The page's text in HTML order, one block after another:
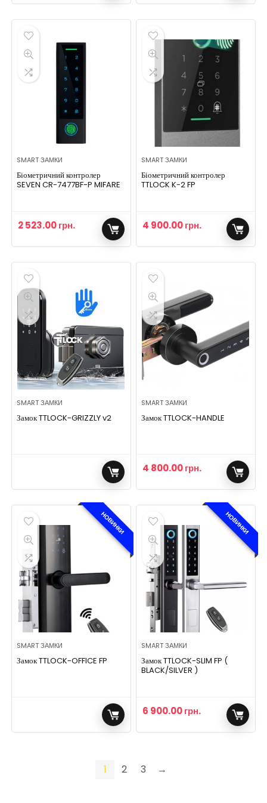
SMART ЗАМКИ
Біометричний контролер
SEVEN CR-7477BF-P MIFARE
2 523.00грн.
SMART ЗАМКИ
Біометричний контролер
TTLOCK K-2 FP
4 900.00грн.
SMART ЗАМКИ
Замок TTLOCK-GRIZZLY v2
SMART ЗАМКИ
Замок TTLOCK-HANDLE
4 800.00грн.
НОВИНКИ
SMART ЗАМКИ
Замок TTLOCK-OFFICE FP
НОВИНКИ
SMART ЗАМКИ
Замок TTLOCK-SLIM FP (
BLACK/SILVER )
6 900.00грн.
1 2 3 →